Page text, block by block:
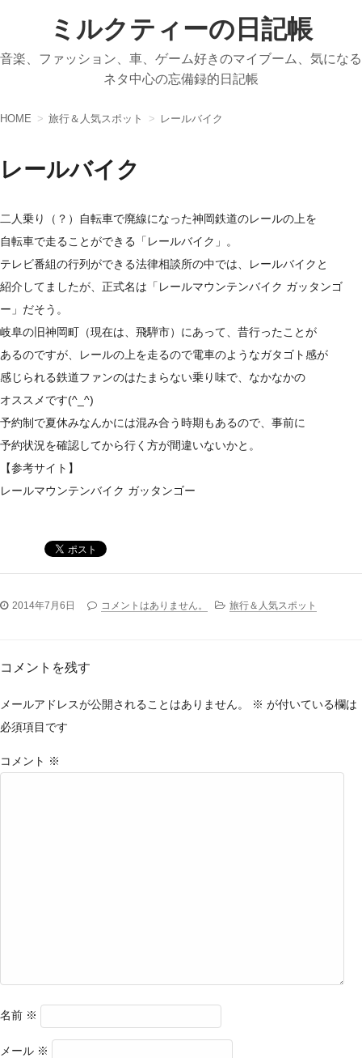
ミルクティーの日記帳
音楽、ファッション、車、ゲーム好きのマイブーム、気になる
ネタ中心の忘備録的日記帳
HOME 旅行＆人気スポット レールバイク
レールバイク
二人乗り（？）自転車で廃線になった神岡鉄道のレールの上を
自転車で走ることができる「レールバイク」。
テレビ番組の行列ができる法律相談所の中では、レールバイクと
紹介してましたが、正式名は「レールマウンテンバイク ガッタンゴ
ー」だそう。
岐阜の旧神岡町（現在は、飛騨市）にあって、昔行ったことが
あるのですが、レールの上を走るので電車のようなガタゴト感が
感じられる鉄道ファンのはたまらない乗り味で、なかなかの
オススメです(^_^)
予約制で夏休みなんかには混み合う時期もあるので、事前に
予約状況を確認してから行く方が間違いないかと。
【参考サイト】
レールマウンテンバイク ガッタンゴー
2014年7月6日 コメントはありません。 旅行＆人気スポット
コメントを残す
メールアドレスが公開されることはありません。 ※ が付いている欄は
必須項目です
コメント ※
名前 ※
メール ※